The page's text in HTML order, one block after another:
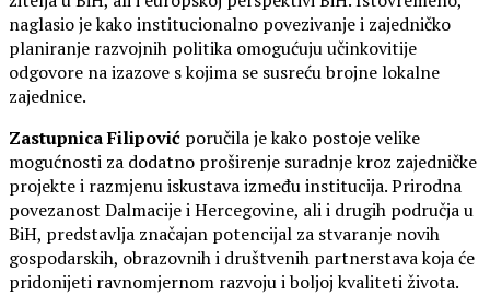
naglasio je kako institucionalno povezivanje i zajedničko
planiranje razvojnih politika omogućuju učinkovitije
odgovore na izazove s kojima se susreću brojne lokalne
zajednice.
Zastupnica Filipović poručila je kako postoje velike
mogućnosti za dodatno proširenje suradnje kroz zajedničke
projekte i razmjenu iskustava između institucija. Prirodna
povezanost Dalmacije i Hercegovine, ali i drugih područja u
BiH, predstavlja značajan potencijal za stvaranje novih
gospodarskih, obrazovnih i društvenih partnerstava koja će
pridonijeti ravnomjernom razvoju i boljoj kvaliteti života.